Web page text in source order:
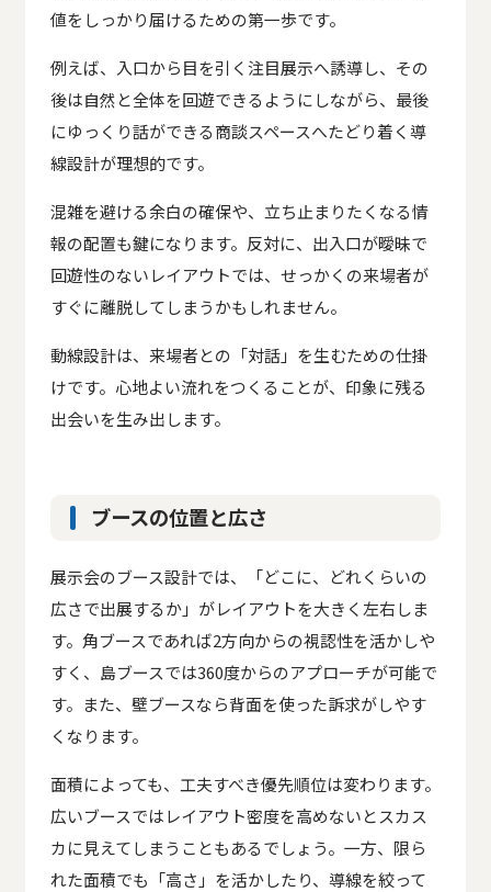
値をしっかり届けるための第一歩です。
例えば、入口から目を引く注目展示へ誘導し、その
後は自然と全体を回遊できるようにしながら、最後
にゆっくり話ができる商談スペースへたどり着く導
線設計が理想的です。
混雑を避ける余白の確保や、立ち止まりたくなる情
報の配置も鍵になります。反対に、出入口が曖昧で
回遊性のないレイアウトでは、せっかくの来場者が
すぐに離脱してしまうかもしれません。
動線設計は、来場者との「対話」を生むための仕掛
けです。心地よい流れをつくることが、印象に残る
出会いを生み出します。
ブースの位置と広さ
展示会のブース設計では、「どこに、どれくらいの
広さで出展するか」がレイアウトを大きく左右しま
す。角ブースであれば2方向からの視認性を活かしや
すく、島ブースでは360度からのアプローチが可能で
す。また、壁ブースなら背面を使った訴求がしやす
くなります。
面積によっても、工夫すべき優先順位は変わります。
広いブースではレイアウト密度を高めないとスカス
カに見えてしまうこともあるでしょう。一方、限ら
れた面積でも「高さ」を活かしたり、導線を絞って